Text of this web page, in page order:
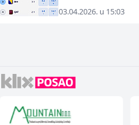
03.04.2026. u 15:03